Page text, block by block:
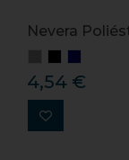
Nevera
4,54 €